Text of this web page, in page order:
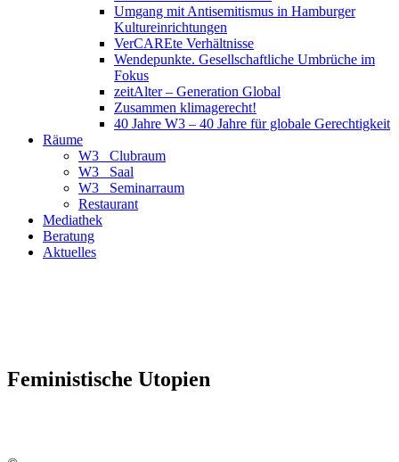
Umgang mit Antisemitismus in Hamburger
Kultureinrichtungen
VerCAREte Verhältnisse
Wendepunkte. Gesellschaftliche Umbrüche im
Fokus
zeitAlter – Generation Global
Zusammen klimagerecht!
40 Jahre W3 – 40 Jahre für globale Gerechtigkeit
Räume
W3_ Clubraum
W3_ Saal
W3_ Seminarraum
Restaurant
Mediathek
Beratung
Aktuelles
Feministische Utopien